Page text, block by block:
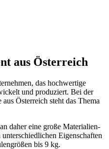
aus Österreich
das hochwertige
und produziert. Bei der
Österreich steht das Thema
daher eine große Materialien-
Eigenschaften
bis 9 kg.